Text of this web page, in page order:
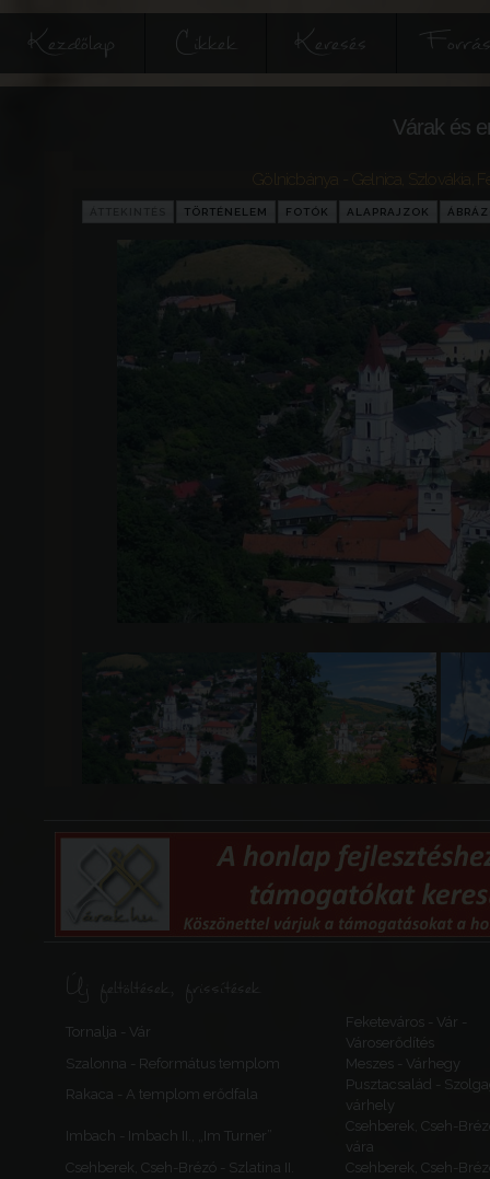
Kezdőlap Cikkek Keresés
Várak és
Szlovákia
TÖRTÉNELEM FOTÓK ALAPRAJZOK
Új feltöltések, frissítések
Tornalja - Vár
Feketeváros - Vár -
Városerődítés
Szalonna - Református templom
Meszes - Várhegy
Rakaca - A templom erődfala
Pusztacsalád -
várhely
Imbach - Imbach II., „Im Turner”
Csehberek, Cseh-
vára
Csehberek, Cseh-Brézó - Szlatina II.
Csehberek, Cseh-